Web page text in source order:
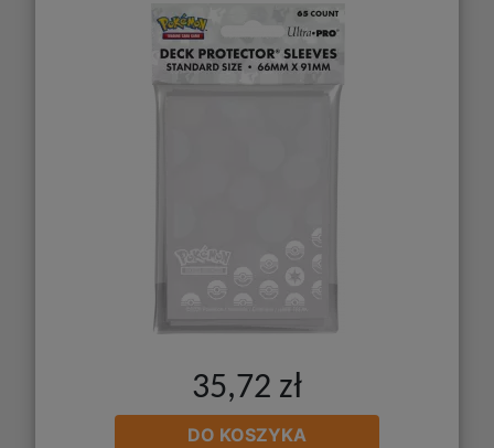
35,72 zł
DO KOSZYKA